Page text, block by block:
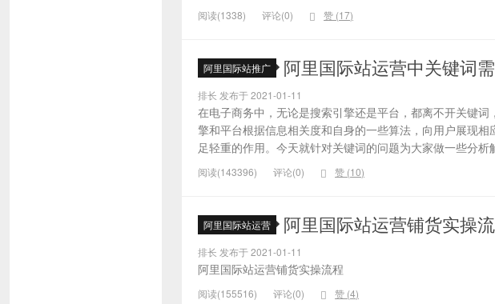
阅读(1338) 评论(0) 赞 (17)
阿里国际站推广 阿里国际站运营中关键词
排长 发布于 2021-01-11
在电子商务中，无论是搜索引擎还是平台，都离不开关键
擎和平台根据信息相关度和自身的一些算法，向用户展现
足轻重的作用。今天就针对关键词的问题为大家做一些分析
阅读(143396) 评论(0) 赞 (10)
阿里国际站运营 阿里国际站运营铺货实操
排长 发布于 2021-01-11
阿里国际站运营铺货实操流程
阅读(155516) 评论(0) 赞 (4)